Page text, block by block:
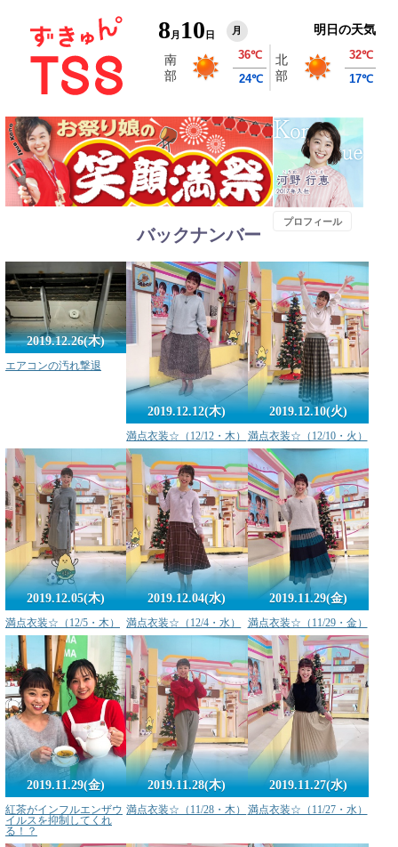
8 月 10 日 月 明日の天気
プロフィール
バックナンバー
2019.12.26(木)
エアコンの汚れ撃退
2019.12.12(木)
満点衣装☆（12/12・木）
2019.12.10(火)
満点衣装☆（12/10・火）
2019.12.05(木)
満点衣装☆（12/5・木）
2019.12.04(水)
満点衣装☆（12/4・水）
2019.11.29(金)
満点衣装☆（11/29・金）
2019.11.29(金)
紅茶がインフルエンザウ
イルスを抑制してくれ
る！？
2019.11.28(木)
満点衣装☆（11/28・木）
2019.11.27(水)
満点衣装☆（11/27・水）